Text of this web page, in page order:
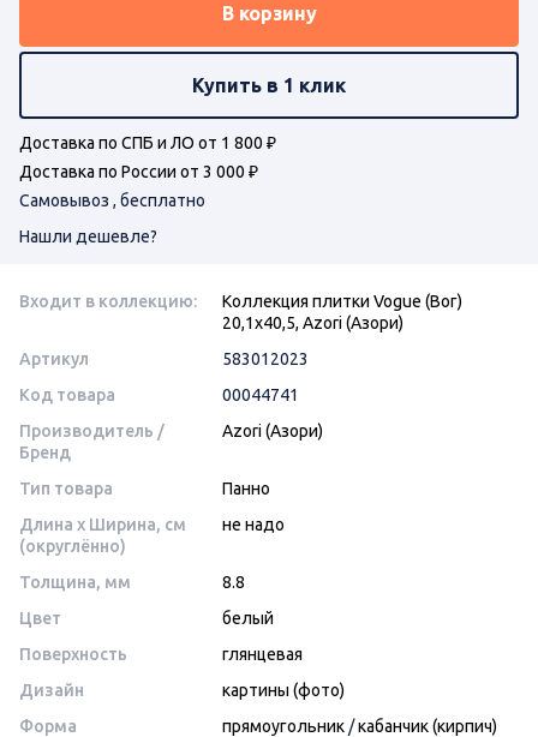
В корзину
Купить в 1 клик
Доставка по СПБ и ЛО от 1 800 ₽
Доставка по России от 3 000 ₽
Самовывоз , бесплатно
Нашли дешевле?
Входит в коллекцию:
Коллекция плитки Vogue (Вог)
20,1х40,5, Azori (Азори)
Артикул
583012023
Код товара
00044741
Производитель /
Бренд
Azori (Азори)
Тип товара
Панно
Длина x Ширина, см
(округлённо)
не надо
Толщина, мм
8.8
Цвет
белый
Поверхность
глянцевая
Дизайн
картины (фото)
Форма
прямоугольник /кабанчик (кирпич)